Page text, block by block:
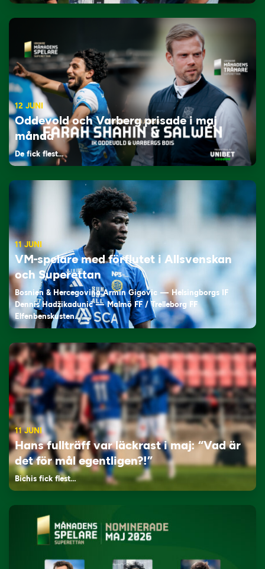
12 JUNI
Oddevold och Varberg prisade i maj
månad
De fick flest…
11 JUNI
VM-spelare med förflutet i Allsvenskan
och Superettan
Bosnien & Hercegovina Armin Gigovic — Helsingborgs IF
Dennis Hadžikadunić — Malmö FF / Trelleborg FF
Elfenbenskusten…
11 JUNI
Hans fullträff var läckrast i maj: “Vad är
det för mål egentligen?!”
Bichis fick flest…